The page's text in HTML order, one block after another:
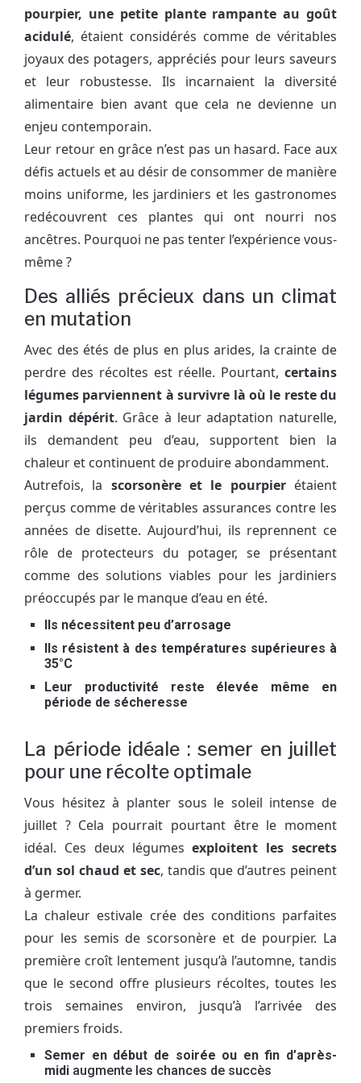
pourpier, une petite plante rampante au goût
acidulé, étaient considérés comme de véritables
joyaux des potagers, appréciés pour leurs saveurs
et leur robustesse. Ils incarnaient la diversité
alimentaire bien avant que cela ne devienne un
enjeu contemporain.
Leur retour en grâce n’est pas un hasard. Face aux
défis actuels et au désir de consommer de manière
moins uniforme, les jardiniers et les gastronomes
redécouvrent ces plantes qui ont nourri nos
ancêtres. Pourquoi ne pas tenter l’expérience vous-
même ?
Des alliés précieux dans un climat
en mutation
Avec des étés de plus en plus arides, la crainte de
perdre des récoltes est réelle. Pourtant, certains
légumes parviennent à survivre là où le reste du
jardin dépérit. Grâce à leur adaptation naturelle,
ils demandent peu d’eau, supportent bien la
chaleur et continuent de produire abondamment.
Autrefois, la scorsonère et le pourpierétaient
perçus comme de véritables assurances contre les
années de disette. Aujourd’hui, ils reprennent ce
rôle de protecteurs du potager, se présentant
comme des solutions viables pour les jardiniers
préoccupés par le manque d’eau en été.
Ils nécessitent peu d’arrosage
Ils résistent à des températures supérieures à
35°C
Leur productivité reste élevée même en
période de sécheresse
La période idéale : semer en juillet
pour une récolte optimale
Vous hésitez à planter sous le soleil intense de
juillet ? Cela pourrait pourtant être le moment
idéal. Ces deux légumesexploitent les secrets
d’un sol chaud et sec, tandis que d’autres peinent
à germer.
La chaleur estivale crée des conditions parfaites
pour les semis de scorsonère et de pourpier. La
première croît lentement jusqu’à l’automne, tandis
que le second offre plusieurs récoltes, toutes les
trois semaines environ, jusqu’à l’arrivée des
premiers froids.
Semer en début de soirée ou en fin d’après-
midi augmente les chances de succès